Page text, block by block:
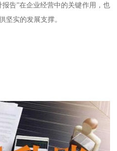
告”在企业经营中的关键作用，也
坚实的发展支撑。